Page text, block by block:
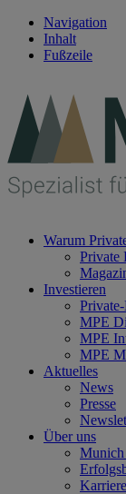
Navigation
Inhalt
Fußzeile
Warum
Private
Investieren
MPE
MPE
MPE
Aktuelles
News
Presse
Über uns
Karriere